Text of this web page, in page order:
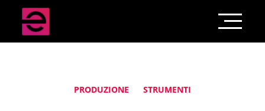
PRODUZIONE STRUMENTI